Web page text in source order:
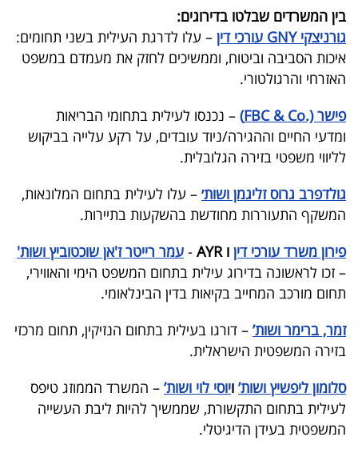
ויראלי
טלוויזיה
עסקי
ספורט
קריירה
מינויים
רייטינג
רכב
בריאות
ופנאי
תיירות
בין המשרדים שבלטו בדירוגים:
גורניצקי GNY עורכי דין
– עלו לדרגת העילית בשני תחומים:
איכות הסביבה וביטוח, וממשיכים לחזק את מעמדם במשפט
האזרחי והרגולטורי.
פישר (.FBC & Co)
– נכנסו לעילית בתחומי הבריאות
ומדעי החיים וההגירה/ניוד עובדים, על רקע עלייה בביקוש
לליווי משפטי בזירה הגלובלית.
גולדפרב גרוס זליגמן ושות׳ – עלו לעילית בתחום המלונאות,
המשקף התעוררות מחודשת בהשקעות בתיירות.
פירון משרד עורכי דין ו AYR - עמר רייטר ז'אן שוכטוביץ ושות'
– זכו לראשונה בדירוג עילית בתחום המשפט הימי והאווירי,
תחום מורכב המחייב בקיאות בדין הבינלאומי.
זמר, ברימר ושות’ – דורגו בעילית בתחום הנזיקין, תחום מרכזי
בזירה המשפטית הישראלית.
סלומון ליפשיץ ושות’ ויוסי לוי ושות’ – המשרד הממוזג טיפס
לעילית בתחום התקשורת, שממשיך להיות ליבת העשייה
המשפטית בעידן הדיגיטלי.